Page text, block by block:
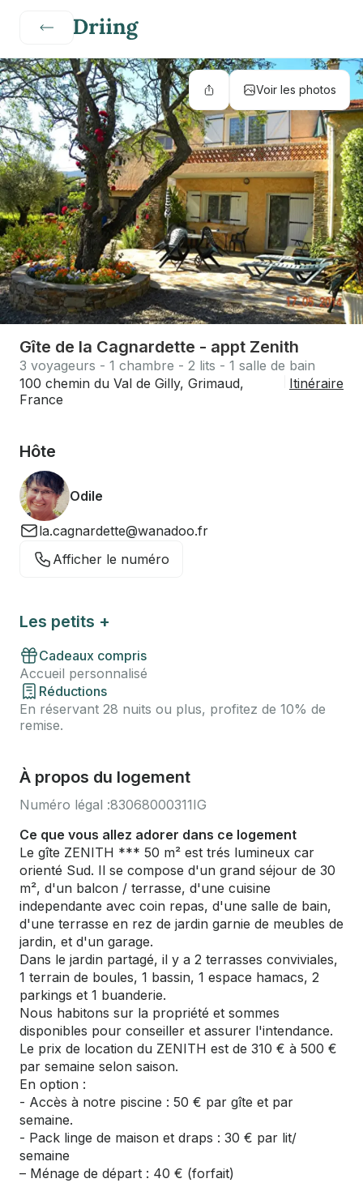
Voir les photos
Gîte de la Cagnardette - appt Zenith
3 voyageurs - 1 chambre - 2 lits - 1 salle de bain
100 chemin du Val de Gilly, Grimaud,
France
Itinéraire
Hôte
Odile
la.cagnardette@wanadoo.fr
Afficher le numéro
Les petits +
Cadeaux compris
Accueil personnalisé
Réductions
En réservant 28 nuits ou plus, profitez de 10% de
remise.
À propos du logement
Numéro légal :83068000311IG
Ce que vous allez adorer dans ce logement
Le gîte ZENITH *** 50 m² est trés lumineux car
orienté Sud. Il se compose d'un grand séjour de 30
m², d'un balcon / terrasse, d'une cuisine
independante avec coin repas, d'une salle de bain,
d'une terrasse en rez de jardin garnie de meubles de
jardin, et d'un garage.
Dans le jardin partagé, il y a 2 terrasses conviviales,
1 terrain de boules, 1 bassin, 1 espace hamacs, 2
parkings et 1 buanderie.
Nous habitons sur la propriété et sommes
disponibles pour conseiller et assurer l'intendance.
Le prix de location du ZENITH est de 310 € à 500 €
par semaine selon saison.
En option :
- Accès à notre piscine : 50 € par gîte et par
semaine.
- Pack linge de maison et draps : 30 € par lit/
semaine
– Ménage de départ : 40 € (forfait)